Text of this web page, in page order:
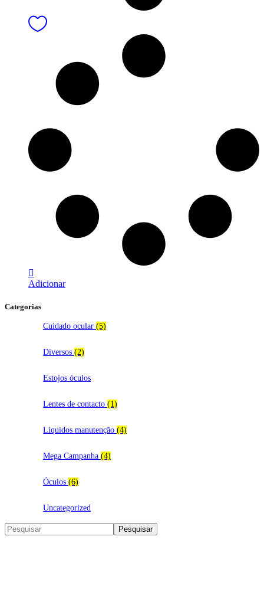
Adicionar
Categorias
Cuidado ocular (5)
Diversos (2)
Estojos óculos
Lentes de contacto (1)
Liquidos manutenção (4)
Mega Campanha (4)
Óculos (6)
Uncategorized
Search Pesquisar